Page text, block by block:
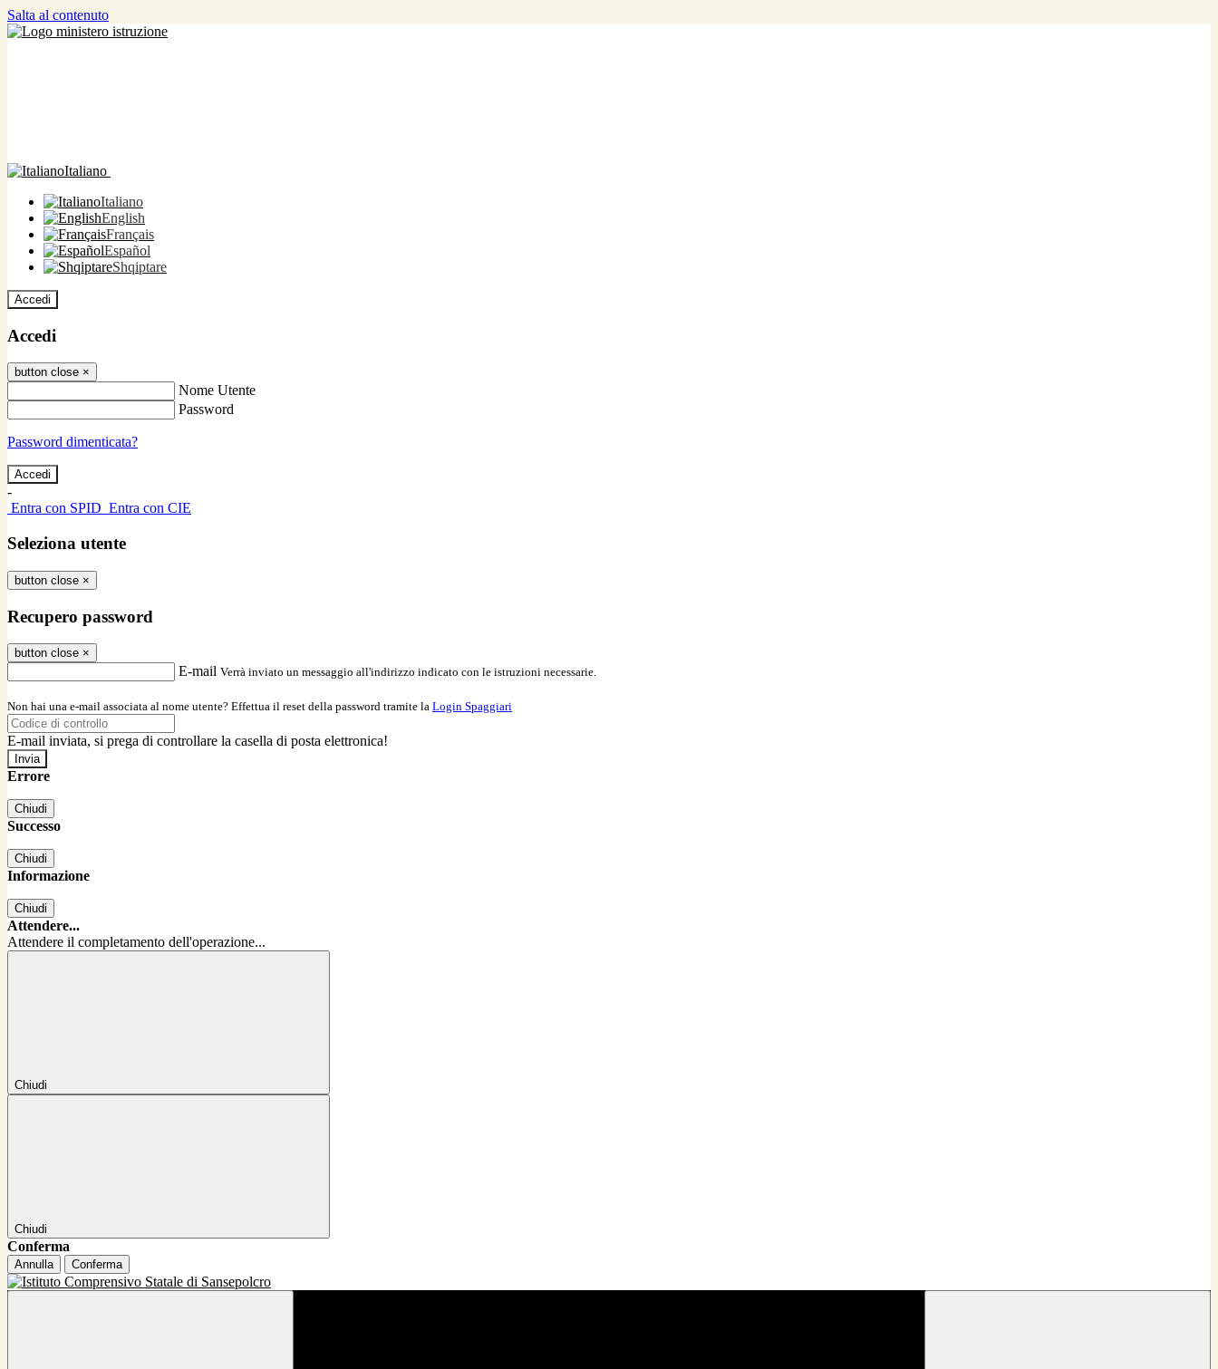
Salta al contenuto
Italiano
Italiano
English
Français
Español
Shqiptare
Accedi
Accedi
button close ×
Nome Utente
Password
Password dimenticata?
-
Entra con SPID Entra con CIE
Seleziona utente
button close ×
Recupero password
button close ×
E-mail Verrà inviato un messaggio all'indirizzo indicato con le istruzioni necessarie.
Non hai una e-mail associata al nome utente? Effettua il reset della password tramite la Login Spaggiari
E-mail inviata, si prega di controllare la casella di posta elettronica!
Errore
Chiudi
Successo
Chiudi
Informazione
Chiudi
Attendere...
Attendere il completamento dell'operazione...
Chiudi
Chiudi
Conferma
Annulla Conferma